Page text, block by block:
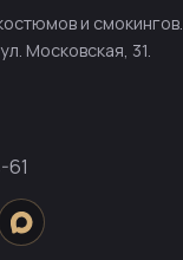
и смокингов.
Московская, 31.